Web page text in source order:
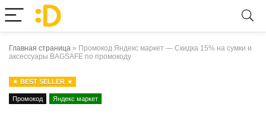
Главная страница » Промокод Яндекс маркет — Скидка 15% на сумки и
аксессуары BAGSAFE по промокоду
BEST SELLER
Промокод Яндекс маркет